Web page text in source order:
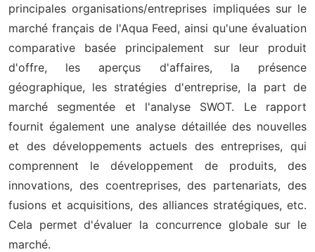
principales organisations/entreprises impliquées sur le
marché français de l'Aqua Feed, ainsi qu'une évaluation
comparative basée principalement sur leur produit
d'offre, les aperçus d'affaires, la présence
géographique, les stratégies d'entreprise, la part de
marché segmentée et l'analyse SWOT. Le rapport
fournit également une analyse détaillée des nouvelles
et des développements actuels des entreprises, qui
comprennent le développement de produits, des
innovations, des coentreprises, des partenariats, des
fusions et acquisitions, des alliances stratégiques, etc.
Cela permet d'évaluer la concurrence globale sur le
marché.